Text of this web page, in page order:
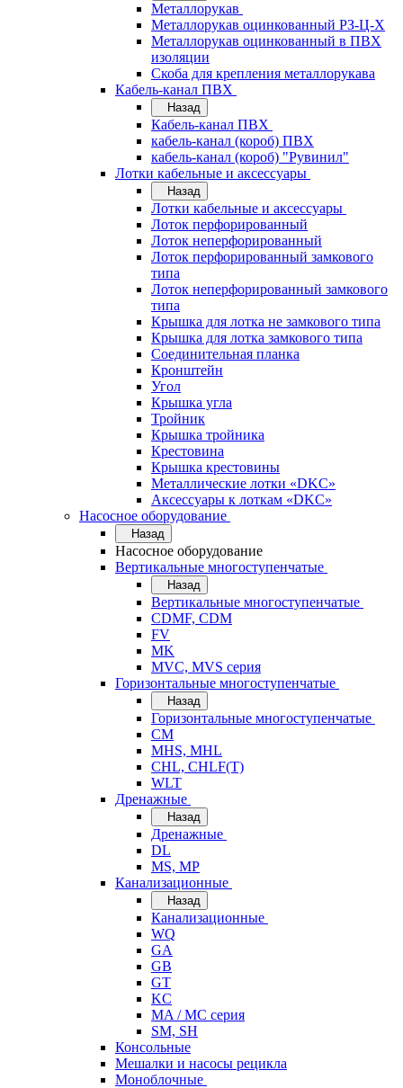
Металлорукав
Металлорукав оцинкованный РЗ-Ц-Х
Металлорукав оцинкованный в ПВХ
изоляции
Скоба для крепления металлорукава
Кабель-канал ПВХ
Назад
Кабель-канал ПВХ
кабель-канал (короб) ПВХ
кабель-канал (короб) "Рувинил"
Лотки кабельные и аксессуары
Назад
Лотки кабельные и аксессуары
Лоток перфорированный
Лоток неперфорированный
Лоток перфорированный замкового
типа
Лоток неперфорированный замкового
типа
Крышка для лотка не замкового типа
Крышка для лотка замкового типа
Соединительная планка
Кронштейн
Угол
Крышка угла
Тройник
Крышка тройника
Крестовина
Крышка крестовины
Металлические лотки «DKC»
Аксессуары к лоткам «DKC»
Насосное оборудование
Назад
Насосное оборудование
Вертикальные многоступенчатые
Назад
Вертикальные многоступенчатые
CDMF, CDM
FV
MK
MVC, MVS серия
Горизонтальные многоступенчатые
Назад
Горизонтальные многоступенчатые
CM
MHS, MHL
CHL, CHLF(T)
WLT
Дренажные
Назад
Дренажные
DL
MS, MP
Канализационные
Назад
Канализационные
WQ
GA
GB
GT
KC
MA / MC серия
SM, SH
Консольные
Мешалки и насосы рецикла
Моноблочные